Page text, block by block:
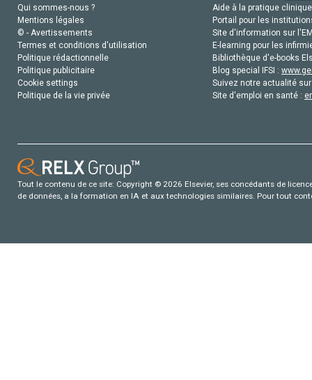
Qui sommes-nous ?
Mentions légales
© - Avertissements
Termes et conditions d'utilisation
Politique rédactionnelle
Politique publicitaire
Cookie settings
Politique de la vie privée
Aide à la pratique
Portail pour les
Site d'information sur
E-learning pour les
Bibliothèque d'e-books
Blog special IFSI :
Suivez notre actualité
Site d'emploi en santé :
Tout le contenu de ce site: Copyright © 2026 Elsevier, ses concédants de
de données, a la formation en IA et aux technologies similaires. Pour tout